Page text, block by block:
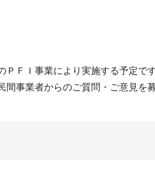
ＦＩ事業により実施する予定で
事業者からのご質問・ご意見を募